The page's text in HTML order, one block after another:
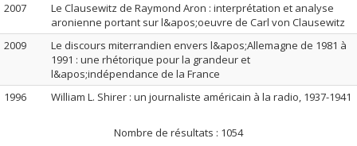
2007
Le Clausewitz de Raymond Aron : interprétation et analyse
aronienne portant sur l&apos;oeuvre de Carl von Clausewitz
2009
Le discours miterrandien envers l&apos;Allemagne de 1981 à
1991 : une rhétorique pour la grandeur et
l&apos;indépendance de la France
1996
William L. Shirer : un journaliste américain à la radio, 1937-1941
Nombre de résultats : 1054